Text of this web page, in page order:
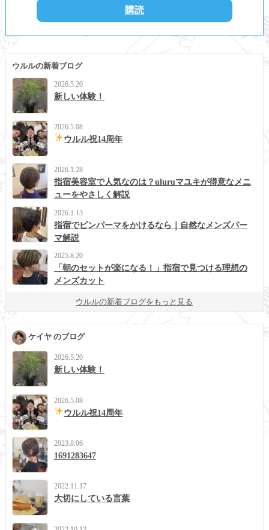
ウルルの新着ブログ
2026.5.20
新しい体験！
2026.5.08
ウルル祝14周年
2026.1.28
指宿美容室で人気なのは？uluruマユキが得意なメニ
ューをやさしく解説
2026.1.13
指宿でピンパーマをかけるなら｜自然なメンズパー
マ解説
2025.8.20
「朝のセットが楽になる！」指宿で見つける理想の
メンズカット
ウルルの新着ブログをもっと見る
ケイヤ のブログ
2026.5.20
新しい体験！
2026.5.08
ウルル祝14周年
2023.8.06
1691283647
2022.11.17
大切にしている言葉